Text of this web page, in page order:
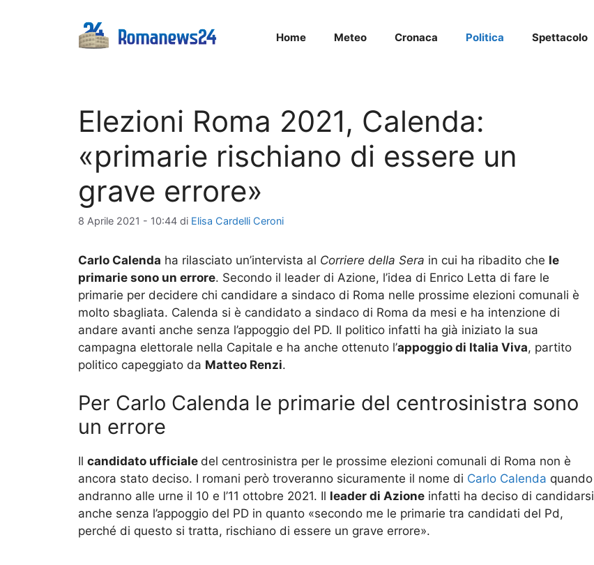
Home Meteo Cronaca Politica Spettacolo
Elezioni Roma 2021, Calenda:
«primarie rischiano di essere un
grave errore»
8 Aprile 2021 - 10:44 di Elisa Cardelli Ceroni
Carlo Calenda ha rilasciato un’intervista al Corriere della Sera in cui ha ribadito che le
primarie sono un errore. Secondo il leader di Azione, l’idea di Enrico Letta di fare le
primarie per decidere chi candidare a sindaco di Roma nelle prossime elezioni comunali è
molto sbagliata. Calenda si è candidato a sindaco di Roma da mesi e ha intenzione di
andare avanti anche senza l’appoggio del PD. Il politico infatti ha già iniziato la sua
campagna elettorale nella Capitale e ha anche ottenuto l’appoggio di Italia Viva, partito
politico capeggiato da Matteo Renzi.
Per Carlo Calenda le primarie del centrosinistra sono
un errore
Il candidato ufficiale del centrosinistra per le prossime elezioni comunali di Roma non è
ancora stato deciso. I romani però troveranno sicuramente il nome di Carlo Calenda quando
andranno alle urne il 10 e l’11 ottobre 2021. Il leader di Azione infatti ha deciso di candidarsi
anche senza l’appoggio del PD in quanto «secondo me le primarie tra candidati del Pd,
perché di questo si tratta, rischiano di essere un grave errore».